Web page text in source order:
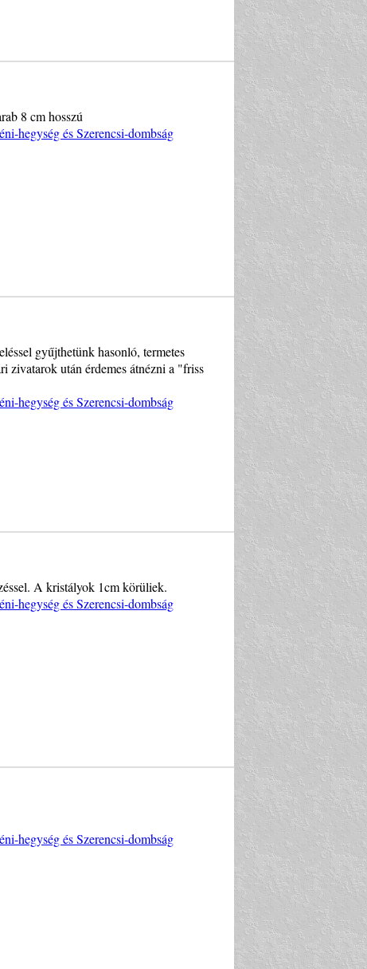
8 cm hosszú
hegység és Szerencsi-dombság
gyűjthetünk hasonló, termetes
zivatarok után érdemes átnézni a "friss
hegység és Szerencsi-dombság
A kristályok 1cm körüliek.
hegység és Szerencsi-dombság
hegység és Szerencsi-dombság